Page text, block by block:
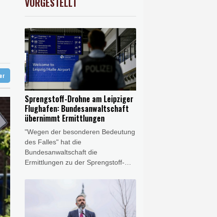
Dollar zahlen
- ohne Machado
überprüfen
0.05%
Sprengstoff-Drohne am Leipziger
Flughafen: Bundesanwaltschaft
übernimmt Ermittlungen
"Wegen der besonderen Bedeutung
des Falles" hat die
Bundesanwaltschaft die
Ermittlungen zu der Sprengstoff-
übernommen. Es bestehe der
Verdacht des versuchten
Herbeiführens einer
Sprengstoffexplosion und des